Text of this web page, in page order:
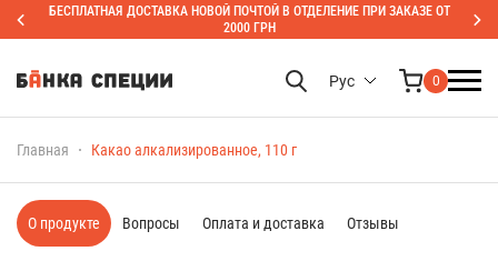
БЕСПЛАТНАЯ ДОСТАВКА НОВОЙ ПОЧТОЙ В ОТДЕЛЕНИЕ ПРИ ЗАКАЗЕ ОТ
2000 ГРН
Рус 0
Главная Какао алкализированное, 110 г
О продукте Вопросы Оплата и доставка Отзывы